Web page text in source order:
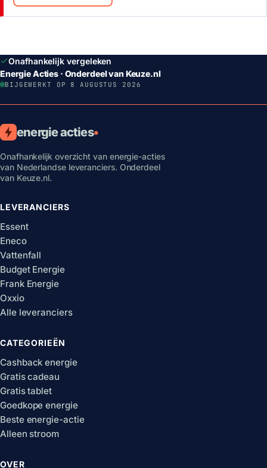
Onafhankelijk vergeleken
Energie Acties · Onderdeel van Keuze.nl
BIJGEWERKT OP 8 AUGUSTUS 2026
energie acties•
Onafhankelijk overzicht van energie-acties
van Nederlandse leveranciers. Onderdeel
van Keuze.nl.
LEVERANCIERS
Essent
Eneco
Vattenfall
Budget Energie
Frank Energie
Oxxio
Alle leveranciers
CATEGORIEËN
Cashback energie
Gratis cadeau
Gratis tablet
Goedkope energie
Beste energie-actie
Alleen stroom
OVER